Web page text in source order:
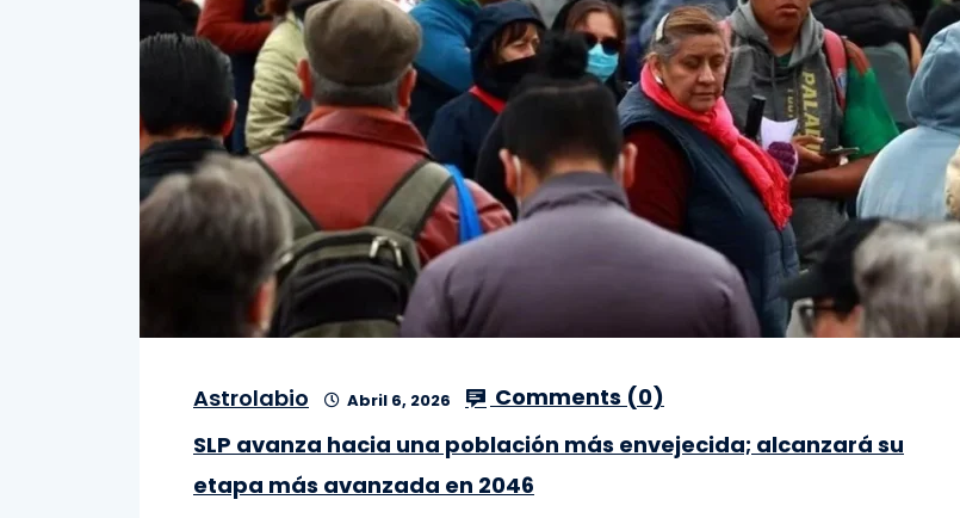
Astrolabio Abril 6, 2026 Comments (0)
SLP avanza hacia una población más envejecida; alcanzará su
etapa más avanzada en 2046